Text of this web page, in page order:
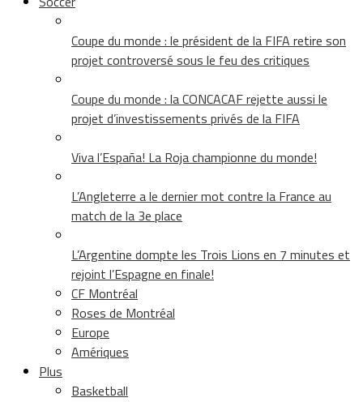
Coupe du monde : le président de la FIFA retire son
projet controversé sous le feu des critiques
Coupe du monde : la CONCACAF rejette aussi le
projet d’investissements privés de la FIFA
Viva l’España! La Roja championne du monde!
L’Angleterre a le dernier mot contre la France au
match de la 3e place
L’Argentine dompte les Trois Lions en 7 minutes et
rejoint l’Espagne en finale!
CF Montréal
Roses de Montréal
Europe
Amériques
Plus
Basketball